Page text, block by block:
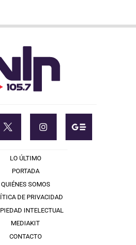
LO ÚLTIMO
PORTADA
QUIÉNES SOMOS
DE PRIVACIDAD
INTELECTUAL
MEDIAKIT
CONTACTO